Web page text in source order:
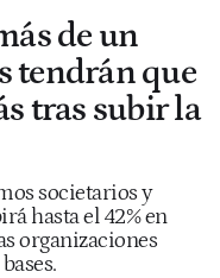
de un
tendrán que
tras subir la
societarios y
hasta el 42% en
organizaciones